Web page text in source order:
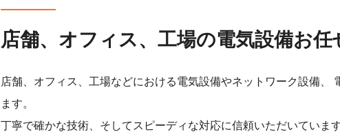
店舗、オフィス、工場の電気設備お任
店舗、オフィス、工場などにおける電気設備やネットワーク設備、
ます。
丁寧で確かな技術、そしてスピーディな対応に信頼いただいています